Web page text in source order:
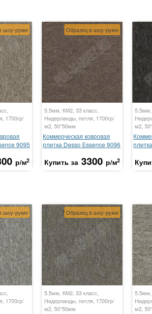
шоу-руме
1700гр/
9095
р/м2
Образец в шоу-руме
5.5мм, КМ2, 33 класс,
Нидерланды, петля, 1700гр/
м2, 50*50мм
Коммерческая ковровая
плитка Desso Essence 9096
Купить за 3300 р/м2
5.5мм,
м2,
шоу-руме
1700гр/
Образец в шоу-руме
5.5мм, КМ2, 33 класс,
Нидерланды, петля, 1700гр/
м2, 50*50мм
5.5мм,
м2,